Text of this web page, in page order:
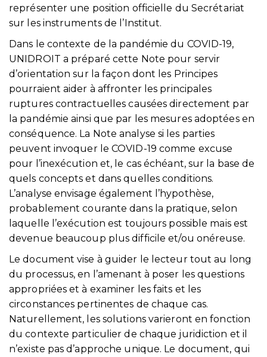
représenter une position officielle du Secrétariat
sur les instruments de l’Institut.
Dans le contexte de la pandémie du COVID-19,
UNIDROIT a préparé cette Note pour servir
d’orientation sur la façon dont les Principes
pourraient aider à affronter les principales
ruptures contractuelles causées directement par
la pandémie ainsi que par les mesures adoptées en
conséquence. La Note analyse si les parties
peuvent invoquer le COVID-19 comme excuse
pour l’inexécution et, le cas échéant, sur la base de
quels concepts et dans quelles conditions.
L’analyse envisage également l’hypothèse,
probablement courante dans la pratique, selon
laquelle l’exécution est toujours possible mais est
devenue beaucoup plus difficile et/ou onéreuse.
Le document vise à guider le lecteur tout au long
du processus, en l’amenant à poser les questions
appropriées et à examiner les faits et les
circonstances pertinentes de chaque cas.
Naturellement, les solutions varieront en fonction
du contexte particulier de chaque juridiction et il
n’existe pas d’approche unique. Le document, qui